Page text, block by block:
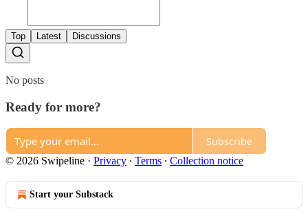
Top Latest Discussions
No posts
Ready for more?
Subscribe
© 2026 Swipeline · Privacy ∙ Terms ∙ Collection notice
Start your Substack